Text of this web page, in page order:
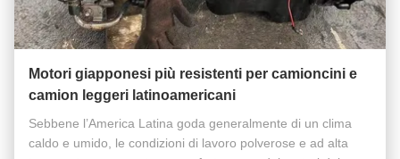
Motori giapponesi più resistenti per camioncini e
camion leggeri latinoamericani
Sebbene l’America Latina goda generalmente di un clima
caldo e umido, le condizioni di lavoro polverose e ad alta